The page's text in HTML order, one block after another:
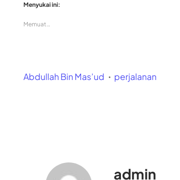
Menyukai ini:
Memuat…
Abdullah Bin Mas’ud
perjalanan
admin